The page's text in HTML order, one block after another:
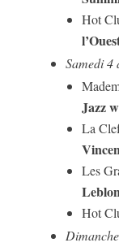
Hot
Samedi 4
Jazz
La
Les
Hot